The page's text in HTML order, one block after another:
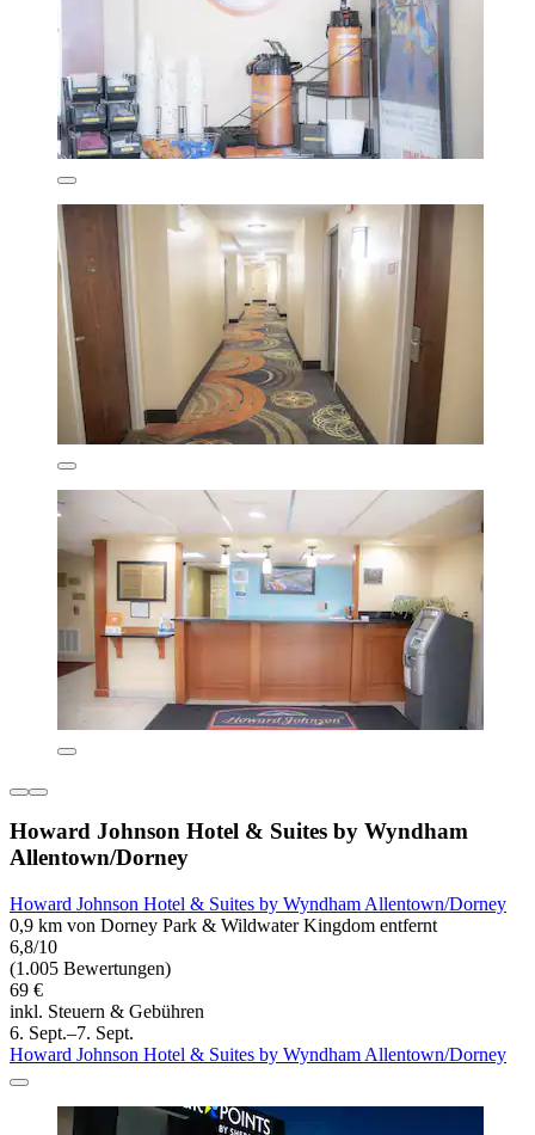
Howard Johnson Hotel & Suites by Wyndham
Allentown/Dorney
Howard Johnson Hotel & Suites by Wyndham Allentown/Dorney
0,9 km von Dorney Park & Wildwater Kingdom entfernt
6,8/10
(1.005 Bewertungen)
69 €
inkl. Steuern & Gebühren
6. Sept.–7. Sept.
Howard Johnson Hotel & Suites by Wyndham Allentown/Dorney